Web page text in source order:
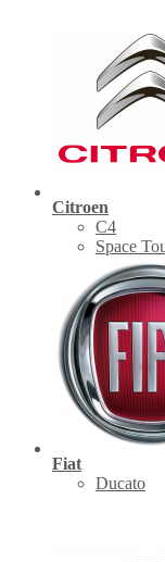
Citroen
C4
Space
Fiat
Ducato